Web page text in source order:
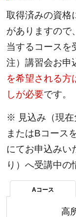
取得済みの資格
がありますので
当するコースを
注）講習会お申
を希望される方
しが必要です。
※ 見込み（現在
またはBコース
にてお申込みい
り）へ受講中の
Aコース
高